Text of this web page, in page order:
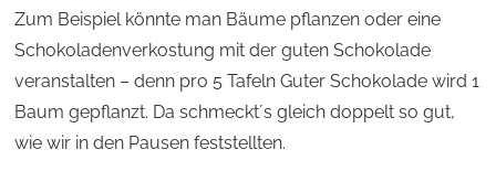
Zum Beispiel könnte man Bäume pflanzen oder eine
Schokoladenverkostung mit der guten Schokolade
veranstalten – denn pro 5 Tafeln Guter Schokolade wird 1
Baum gepflanzt. Da schmeckt´s gleich doppelt so gut,
wie wir in den Pausen feststellten.